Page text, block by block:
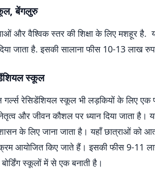
बेंगलुरु
और वैश्विक स्तर की शिक्षा के लिए मशहूर है.
जाता है. इसकी सालाना फीस 10-13 लाख
स्कूल
रेसिडेंशियल स्कूल भी लड़कियों के लिए एक
और जीवन कौशल पर ध्यान दिया जाता
के लिए जाना जाता है। यहाँ छात्राओं को
आयोजित किए जाते हैं। इसकी फीस 9-11
स्कूलों में से एक बनाती है।